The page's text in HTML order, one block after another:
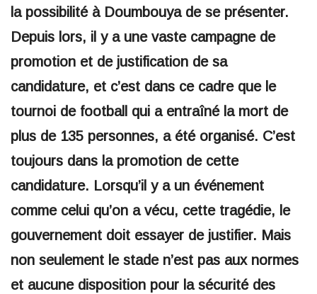
la possibilité à Doumbouya de se présenter.
Depuis lors, il y a une vaste campagne de
promotion et de justification de sa
candidature, et c’est dans ce cadre que le
tournoi de football qui a entraîné la mort de
plus de 135 personnes, a été organisé. C’est
toujours dans la promotion de cette
candidature. Lorsqu’il y a un événement
comme celui qu’on a vécu, cette tragédie, le
gouvernement doit essayer de justifier. Mais
non seulement le stade n’est pas aux normes
et aucune disposition pour la sécurité des